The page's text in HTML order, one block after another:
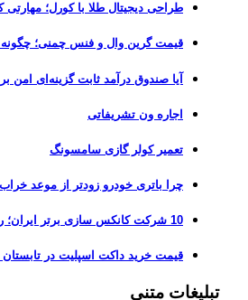
طراحی دیجیتال طلا با کورل؛ مهارتی
قیمت گرین وال و فنس چمنی؛ چگونه
آیا صندوق درآمد ثابت گزینه‌ای
اجاره ون تشریفاتی
تعمیر کولر گازی سامسونگ
چرا باتری خودرو زودتر از موعد خراب می‌شود؟ ۱۰ اشتباه رایجی که عمر
10 شرکت کانکس سازی برتر ایران؛ راهنمای انتخاب مطمئن‌ترین تولیدکننده کانکس در بازار 1405
قیمت خرید داکت اسپلیت در تابستان ۱۴۰۵
تبلیغات متنی